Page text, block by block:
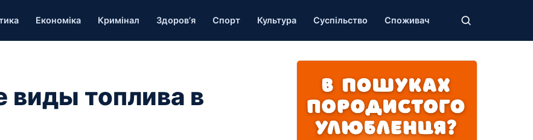
Економіка Кримінал Здоров’я Спорт Культура Суспільство Споживач
топлива в